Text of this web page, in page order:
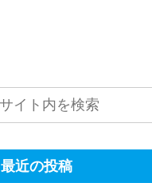
最近の投稿